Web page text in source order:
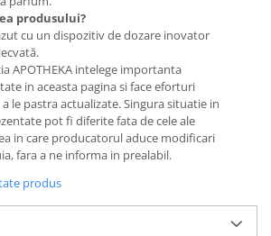
produsului?
cu un dispozitiv de dozare inovator
APOTHEKA intelege importanta
in aceasta pagina si face eforturi
le pastra actualizate. Singura situatie in
pot fi diferite fata de cele ale
in care producatorul aduce modificari
fara a ne informa in prealabil.
produs